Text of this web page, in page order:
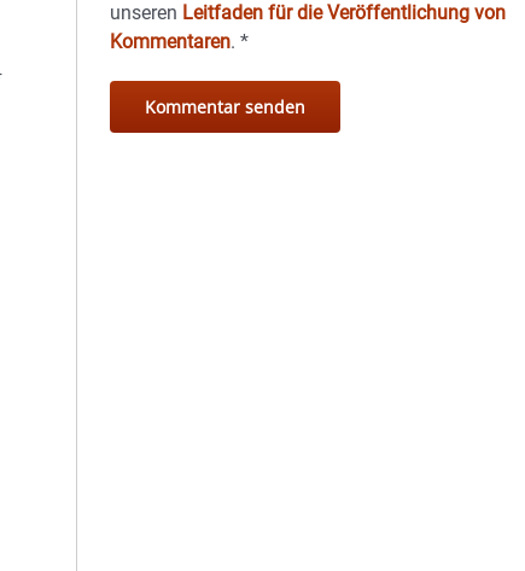
unseren Leitfaden für die Veröffentlichung von
Kommentaren.*